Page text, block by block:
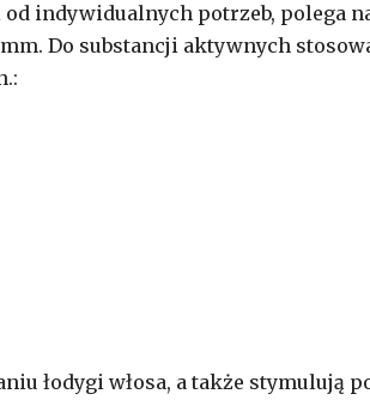
od indywidualnych potrzeb, polega
mm. Do substancji aktywnych
łodygi włosa, a także stymulują